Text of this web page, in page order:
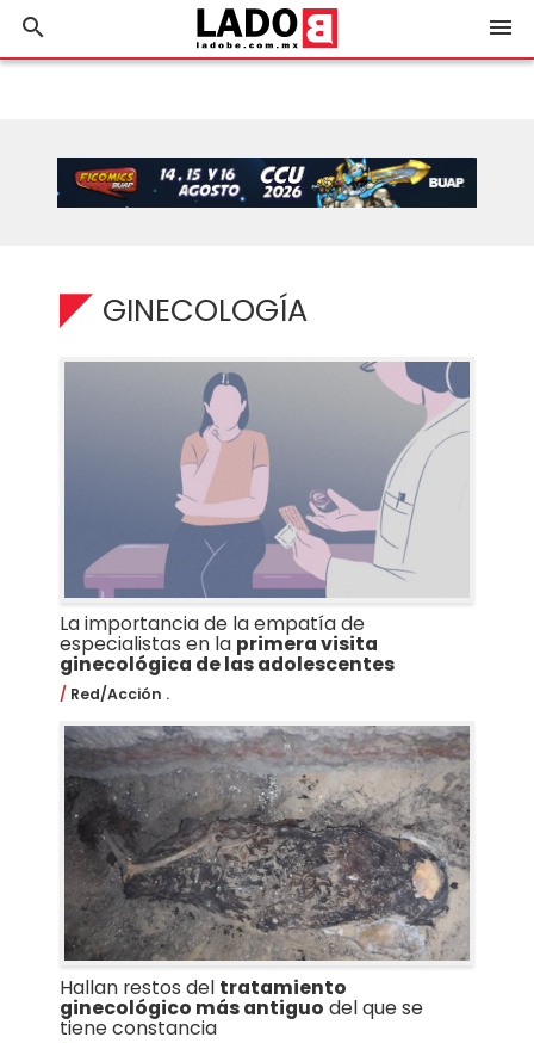
search menu
GINECOLOGÍA
La importancia de la empatía de
especialistas en la primera visita
ginecológica de las adolescentes
Red/Acción .
Hallan restos del tratamiento
ginecológico más antiguo del que se
tiene constancia